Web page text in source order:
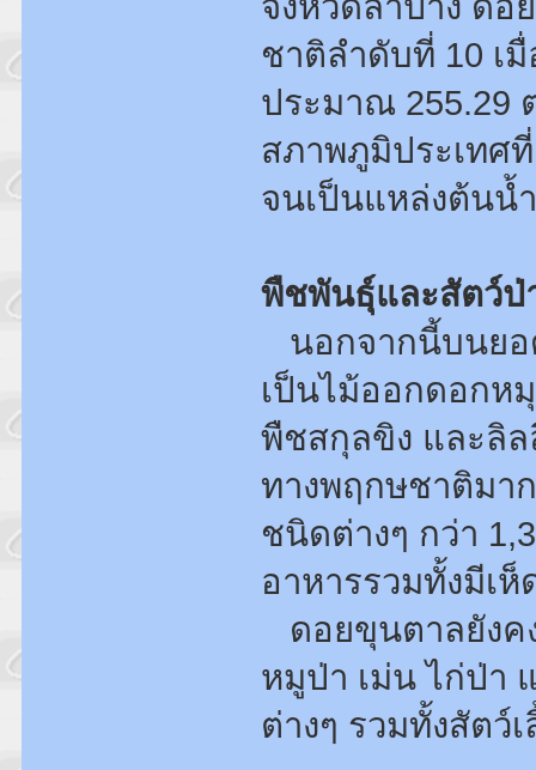
ชาติลำดับที่ 10 เ
ประมาณ 255.29
สภาพภูมิประเทศ
จนเป็นแหล่งต้นน้
พืชพันธุ์และสัตว์ป่
นอกจากนี้บนยอ
เป็นไม้ออกดอกห
พืชสกุลขิง และลิ
ทางพฤกษชาติมา
ชนิดต่างๆ กว่า
อาหารรวมทั้งมีเ
ดอยขุนตาลยังค
หมูป่า เม่น ไก่ป่า
ต่างๆ รวมทั้งสัต